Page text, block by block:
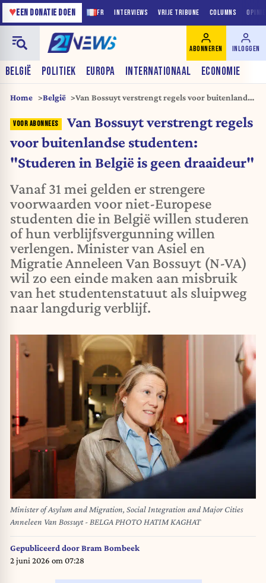
FR INTERVIEWS VRIJE TRIBUNE COLUMNS
♥EEN DONATIE DOEN
BELGIË POLITIEK EUROPA INTERNATIONAAL ECONOMIE
ABONNEREN INLOGGEN
Home België
Van Bossuyt verstrengt regels voor buitenlandse
draaideur"
Van Bossuyt verstrengt regels
voor buitenlandse studenten:
"Studeren in België is geen draaideur"
Vanaf 31 mei gelden er strengere
voorwaarden voor niet-Europese
studenten die in België willen studeren
of hun verblijfsvergunning willen
verlengen. Minister van Asiel en
Migratie Anneleen Van Bossuyt (N-VA)
wil zo een einde maken aan misbruik
van het studentenstatuut als sluipweg
naar langdurig verblijf.
Minister of Asylum and Migration, Social Integration and Major Cities
Anneleen Van Bossuyt - BELGA PHOTO HATIM KAGHAT
Gepubliceerd doorBram Bombeek
2 juni 2026 om 07:28